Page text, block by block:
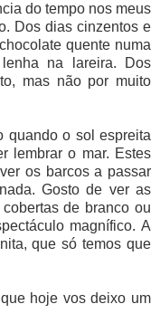
do tempo nos meus
Dos dias cinzentos e
quente numa
na lareira. Dos
mas não por muito
quando o sol espreita
lembrar o mar. Estes
os barcos a passar
Gosto de ver as
de branco ou
magnífico. A
que só temos que
hoje vos deixo um